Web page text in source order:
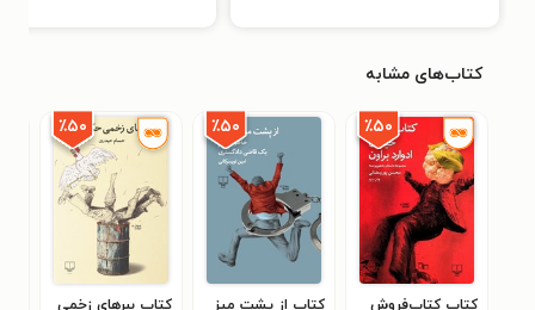
کتاب‌های مشابه
٪۵۰
کتاب کتاب‌فروش
٪۵۰
کتاب از پشت میز
٪۵۰
کتاب ببرهای زخمی